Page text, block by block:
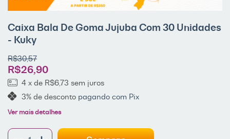
Caixa Bala De Goma Jujuba Com 30 Unidades
- Kuky
R$30,57
R$26,90
4 x de R$6,73 sem juros
3% de descontopagando com Pix
Ver mais detalhes